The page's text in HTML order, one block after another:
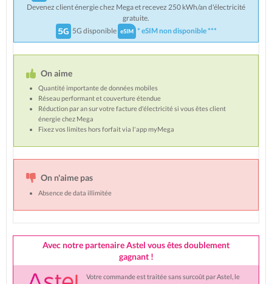
Devenez client énergie chez Mega et recevez 250 kWh/an d'électricité
gratuite.
5G disponible
* eSIM non disponible ***
On aime
Quantité importante de données mobiles
Réseau performant et couverture étendue
Réduction par an sur votre facture d'électricité si vous êtes client
énergie chez Mega
Fixez vos limites hors forfait via l'app myMega
On n'aime pas
Absence de data illimitée
Avec notre partenaire Astel vous êtes doublement
gagnant !
Votre commande est traitée sans surcoût par Astel, le